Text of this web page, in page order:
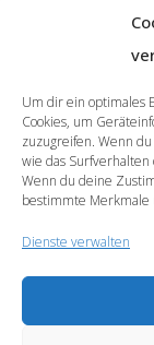
Um dir ein optimales
Cookies, um
zuzugreifen. Wenn
wie das
Wenn du deine
bestimmte Merkmale
Dienste verwalten
©